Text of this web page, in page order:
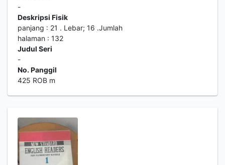
-
Deskripsi Fisik
panjang : 21 . Lebar; 16 .Jumlah
halaman : 132
Judul Seri
-
No. Panggil
425 ROB m